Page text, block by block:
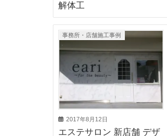
解体工
2017年8月12日
事務所・店舗施工事例
エステサロン 新店舗 デザ